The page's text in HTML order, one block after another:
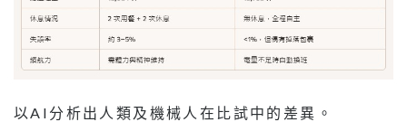
以AI分析出人類及機械人在比試中的差異。